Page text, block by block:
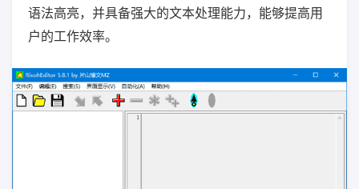
语法高亮，并具备强大的文本处理能力，能够提高用
户的工作效率。